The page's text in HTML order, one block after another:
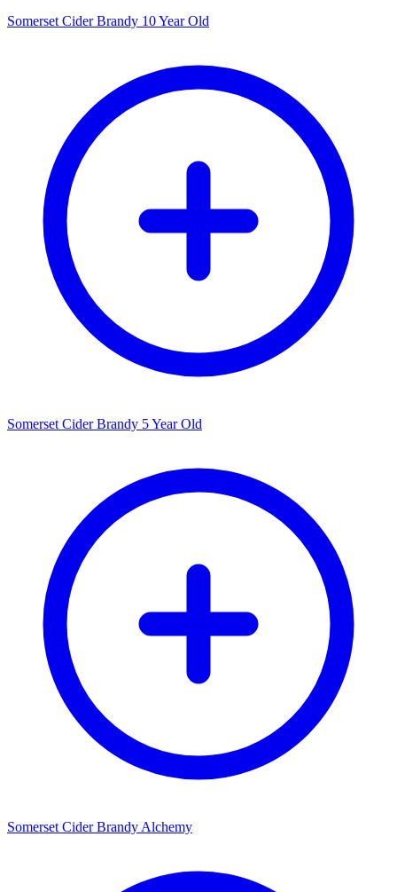
Somerset Cider Brandy 10 Year Old
Somerset Cider Brandy 5 Year Old
Somerset Cider Brandy Alchemy